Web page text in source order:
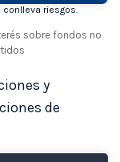
conlleva riesgos.
sobre fondos no
y
de